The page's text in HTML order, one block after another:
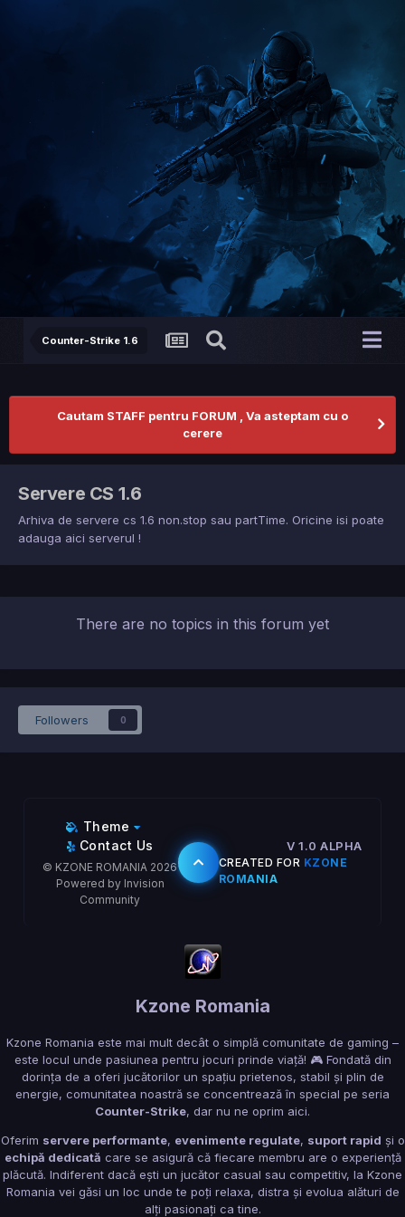
Counter-Strike 1.6
Cautam STAFF pentru FORUM , Va asteptam cu o
cerere
Servere CS 1.6
Arhiva de servere cs 1.6 non.stop sau partTime. Oricine isi poate
adauga aici serverul !
There are no topics in this forum yet
Followers 0
Theme
Contact Us
© KZONE ROMANIA 2026
Powered by Invision
Community
V 1.0 ALPHA
CREATED FOR KZONE
ROMANIA
Kzone Romania
Kzone Romania este mai mult decât o simplă comunitate de gaming –
este locul unde pasiunea pentru jocuri prinde viață! 🎮 Fondată din
dorința de a oferi jucătorilor un spațiu prietenos, stabil și plin de
energie, comunitatea noastră se concentrează în special pe seria
Counter-Strike, dar nu ne oprim aici.
Oferim servere performante, evenimente regulate, suport rapid și o
echipă dedicată care se asigură că fiecare membru are o experiență
plăcută. Indiferent dacă ești un jucător casual sau competitiv, la Kzone
Romania vei găsi un loc unde te poți relaxa, distra și evolua alături de
alți pasionați ca tine.